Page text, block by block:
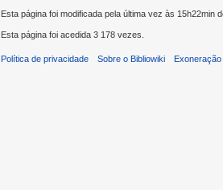
Esta página foi modificada pela última vez às 15h22min
Esta página foi acedida 3 178 vezes.
Política de privacidade Sobre o Bibliowiki